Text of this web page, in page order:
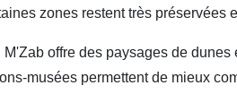
zones restent très préservées
offre des paysages de
musées permettent de mieux